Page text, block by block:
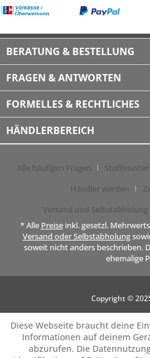
BERATUNG & BESTELLUNG
FRAGEN & ANTWORTEN
FORMELLES & RECHTLICHES
HÄNDLERBEREICH
Alle häufigen Fragen
Händler werden
Versand und Selbstabholung
* Alle Preiseinkl. gesetzl.
Versand oder Selbstabholung
soweit nicht anders beschrieben.
ehemalige
Copyright ©
Diese Webseite braucht deine
Informationen auf deinem
abzurufen. Die